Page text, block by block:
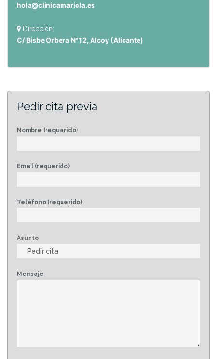
hola@clinicamariola.es
Dirección:
C/ Bisbe Orbera Nº12, Alcoy (Alicante)
Pedir cita previa
Nombre (requerido)
Email (requerido)
Teléfono (requerido)
Asunto
Mensaje